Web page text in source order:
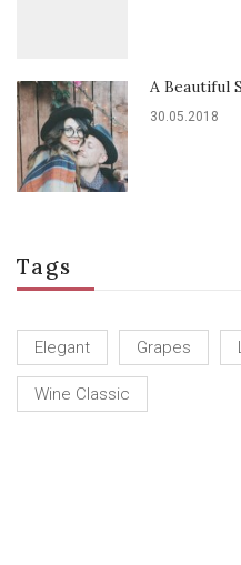
A Beautiful
30.05.2018
Tags
Elegant Grapes
Wine Classic